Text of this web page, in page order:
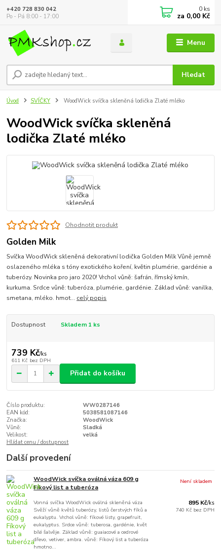
Menu
Hledat
+420 728 830 042
Po - Pá 8:00 - 17:00
0 ks
za 0,00 Kč
Úvod SVÍČKY WoodWick svíčka skleněná lodička Zlaté mléko
WoodWick svíčka skleněná
lodička Zlaté mléko
Ohodnotit produkt
Golden Milk
Svíčka WoodWick skleněná dekorativní lodička Golden Milk Vůně jemně
oslazeného mléka s tóny exotického koření, květin plumérie, gardénie a
tuberózy. Novinka pro jaro 2020! Vrchol vůně: šafrán, římský kmín,
kurkuma. Srdce vůně: tuberóza, plumérie, gardénie. Základ vůně: vanilka,
smetana, mléko. hmot... celý popis
Dostupnost Skladem 1 ks
739 Kč/ks
611 Kč bez DPH
Přidat do košíku
Číslo produktu:
WW0287146
EAN kód:
5038581087146
Značka:
WoodWick
Vůně:
Sladká
Velikost:
velká
Hlídat cenu / dostupnost
Další provedení
WoodWick svíčka oválná váza 609 g
Fíkový list a tuberóza
Vonná svíčka WoodWick oválná skleněná váza
Svěží vůně květů tuberózy, listů čerstvých fíků a
eukalyptu. Vrchol vůně: fíkové listy, grapefruit,
eukalyptus. Srdce vůně: tuberosa, gardénie, květ
bílé šalvěje. Základ vůně: guaiacové a cedrové
dřevo, vetiver, ambra. vůně: Fíkový list a tuberóza
hmotno...
895 Kč/ks
740 Kč bez DPH
Není skladem